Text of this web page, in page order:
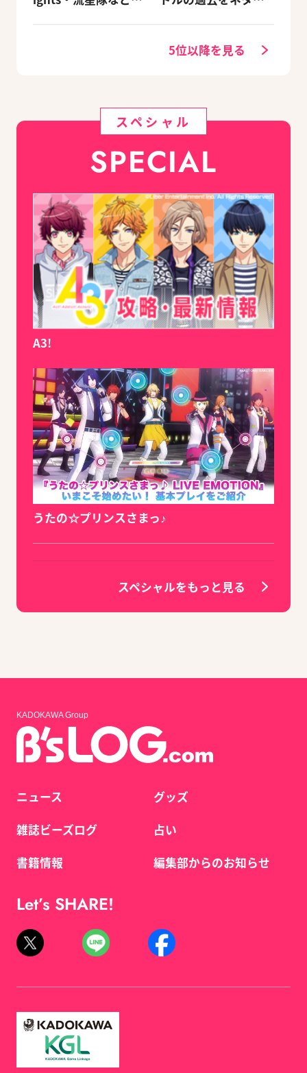
5位以降を見る
スペシャル
SPECIAL
A3!
うたの☆プリンスさまっ♪
スペシャルをもっと見る
KADOKAWA Group
ニュース
雑誌ビーズログ
書籍情報
グッズ
占い
編集部からのお知らせ
Let’s SHARE!